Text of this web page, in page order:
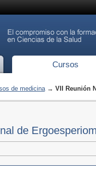
Cursos
de medicina→ VII Reunión
de